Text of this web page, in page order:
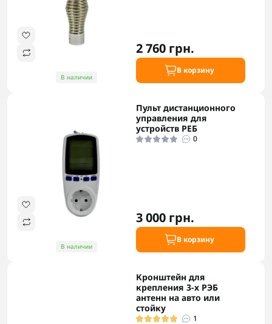
В наличии
2 760 грн.
В корзину
В наличии
Пульт дистанционного
управления для
устройств РЕБ
0
3 000 грн.
В корзину
Кронштейн для
крепления 3-х РЭБ
антенн на авто или
стойку
1